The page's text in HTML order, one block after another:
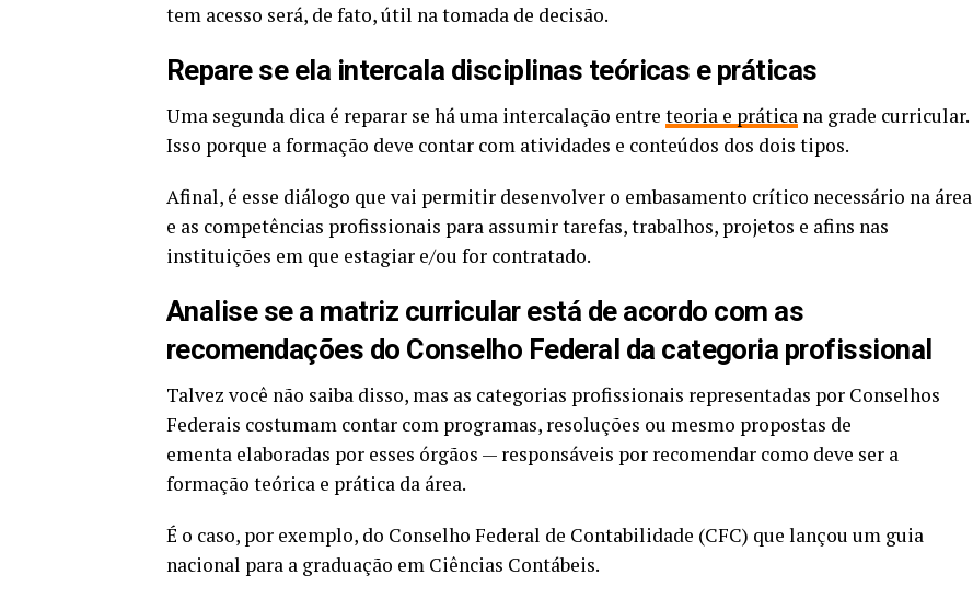
tem acesso será, de fato, útil na tomada de decisão.
Repare se ela intercala disciplinas teóricas e práticas
Uma segunda dica é reparar se há uma intercalação entre teoria e prática na grade curricular.
Isso porque a formação deve contar com atividades e conteúdos dos dois tipos.
Afinal, é esse diálogo que vai permitir desenvolver o embasamento crítico necessário na área
e as competências profissionais para assumir tarefas, trabalhos, projetos e afins nas
instituições em que estagiar e/ou for contratado.
Analise se a matriz curricular está de acordo com as
recomendações do Conselho Federal da categoria profissional
Talvez você não saiba disso, mas as categorias profissionais representadas por Conselhos
Federais costumam contar com programas, resoluções ou mesmo propostas de
ementa elaboradas por esses órgãos — responsáveis por recomendar como deve ser a
formação teórica e prática da área.
É o caso, por exemplo, do Conselho Federal de Contabilidade (CFC) que lançou um guia
nacional para a graduação em Ciências Contábeis.